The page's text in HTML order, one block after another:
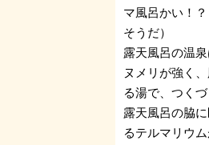
マ風呂かい！
そうだ）
露天風呂の温
ヌメリが強く
る湯で、つく
露天風呂の脇
るテルマリウ